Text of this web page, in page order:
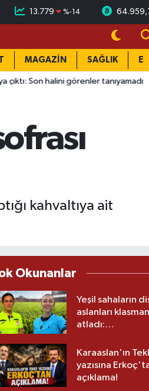
13.779 %-14
MAGAZİN SAĞLIK
tanıyamadı 16:01
kahvaltıya ait
Okunanlar
Yeşil sahaların
aslanları klasman
atladı:
üst lige iki
Karaaslan'ın
yazısına
açıklama!